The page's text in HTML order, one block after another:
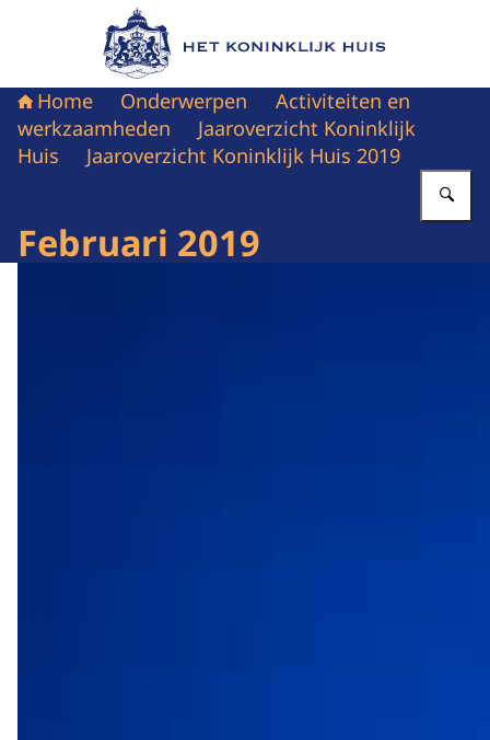
Naar de homepage van Het Koninklijk Huis
Home Onderwerpen
Activiteiten en
werkzaamheden
Jaaroverzicht Koninklijk
Huis
Jaaroverzicht Koninklijk Huis 2019
Februari 2019